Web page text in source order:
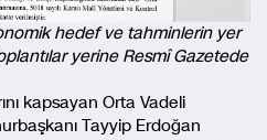
hedef ve tahminlerin yer
yerine Resmî Gazetede
kapsayan Orta Vadeli
Tayyip Erdoğan